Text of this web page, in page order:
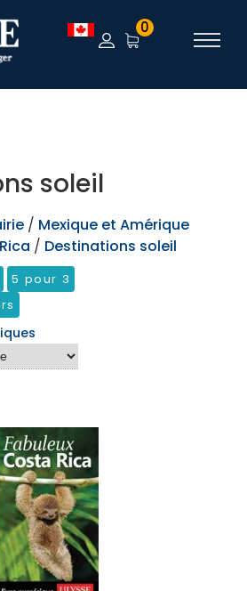
0
soleil
/ Mexique et Amérique
/ Destinations soleil
5 pour 3